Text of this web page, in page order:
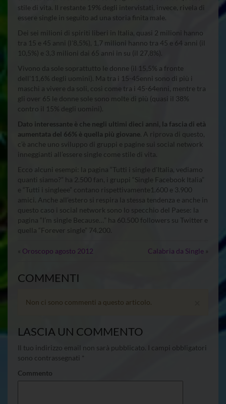
stile di vita. Il restante 19% degli intervistati, invece, rivela di
essere single in seguito ad una storia finita male.
Dei sei milioni di spiriti liberi in Italia, quasi 2 milioni hanno
tra 15 e 45 anni (l'8,5%), 1,7 milioni hanno tra 45 e 64 anni (il
10,5%) e 3,3 milioni dai 65 anni in su (il 27,8%).
Vivono da sole soprattutto le donne (il 15,5% a fronte
dell'11,6% degli uomini). Ma tra i 15-45enni sono di più i
maschi a vivere da soli, così come tra i 45-64enni, mentre tra
gli over 65 le donne sole sono molte di più (quasi il 38%
contro il 15% degli uomini).
Dato interessante è che negli ultimi dieci anni, la fascia di età
aumentata del 66% è quella più giovane . A riprova di questo,
c’è anche uno sviluppo di gruppi e pagine sui social network
inneggianti all’essere single come stile di vita.
Ecco alcuni esempi: la pagina “Tutti i single d'Italia, vediamo
quanti siamo?” ha 2.500 fan, i gruppi “Single Facebook Italia”
e “Tutti i singleee” contano rispettivamente1.600 e 3.900
amici. Anche all’estero si respira la stessa tendenza e anche in
questo caso i social network sono lo specchio del Paese: la
pagina “I’m single Because…” ha 60.500 followers su Twitter e
quella “Forever single” 74.200.
« Oroscopo agosto 2012 Calabria da Single »
COMMENTI
Non ci sono commenti a questo articolo.
LASCIA UN COMMENTO
Il tuo indirizzo email non sarà pubblicato. I campi obbligatori
sono contrassegnati *
Commento